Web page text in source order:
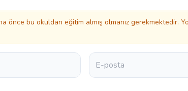
önce bu okuldan eğitim almış olmanız gerekmektedir.